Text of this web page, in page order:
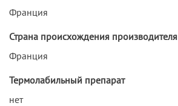
Франция
Страна происхождения производителя
Франция
Термолабильный препарат
нет